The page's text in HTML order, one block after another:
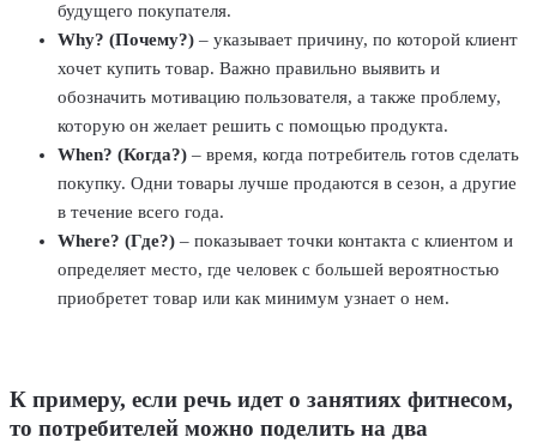
будущего покупателя.
Why? (Почему?) – указывает причину, по которой клиент
хочет купить товар. Важно правильно выявить и
обозначить мотивацию пользователя, а также проблему,
которую он желает решить с помощью продукта.
When? (Когда?) – время, когда потребитель готов сделать
покупку. Одни товары лучше продаются в сезон, а другие
в течение всего года.
Where? (Где?) – показывает точки контакта с клиентом и
определяет место, где человек с большей вероятностью
приобретет товар или как минимум узнает о нем.
К примеру, если речь идет о занятиях фитнесом,
то потребителей можно поделить на два